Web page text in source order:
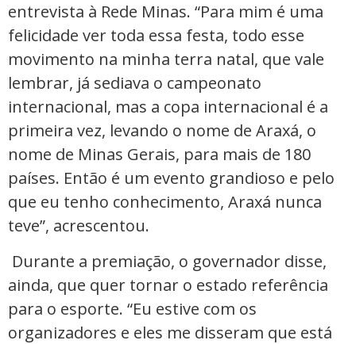
entrevista à Rede Minas. “Para mim é uma
felicidade ver toda essa festa, todo esse
movimento na minha terra natal, que vale
lembrar, já sediava o campeonato
internacional, mas a copa internacional é a
primeira vez, levando o nome de Araxá, o
nome de Minas Gerais, para mais de 180
países. Então é um evento grandioso e pelo
que eu tenho conhecimento, Araxá nunca
teve”, acrescentou.
Durante a premiação, o governador disse,
ainda, que quer tornar o estado referência
para o esporte. “Eu estive com os
organizadores e eles me disseram que está